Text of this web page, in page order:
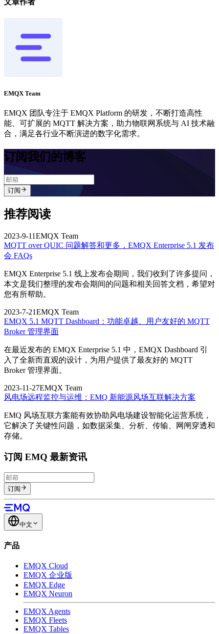
文章作者
EMQX Team
EMQX 团队专注于 EMQX Platform 的研发，不断打造高性
能、可扩展的 MQTT 解决方案，助力物联网系统与 AI 技术融
合，满足各行业不断演进的数字化需求。
订阅我们的博客
订阅
推荐阅读
2023-9-11EMQX Team
MQTT over QUIC 问题解答和更多，EMQX Enterprise 5.1 发布
会 FAQs
EMQX Enterprise 5.1 线上发布会期间，我们收到了许多提问，
本文是我们整理的发布会期间的问题和相关回答文档，希望对
您有所帮助。
2023-7-21EMQX Team
EMQX 5.1 MQTT Dashboard：功能卓越、用户友好的 MQTT
Broker 管理界面
在最近发布的 EMQX Enterprise 5.1 中，EMQX Dashboard 引
入了全新而直观的设计，为用户提供了最友好的 MQTT
Broker 管理界面。
2023-11-27EMQX Team
风电场远程监控与运维：EMQ 新能源风场互联解决方案
EMQ 风场互联方案能有效协助风电场建设智能化运营系统，
它解决了关键性问题，如数据采集、分析、传输、网闸穿透和
存储。
订阅 EMQ 最新资讯
订阅
中文
产品
EMQX Cloud
EMQX 企业版
EMQX Edge
EMQX Neuron
EMQX Agents
EMQX Fleets
EMQX Tables